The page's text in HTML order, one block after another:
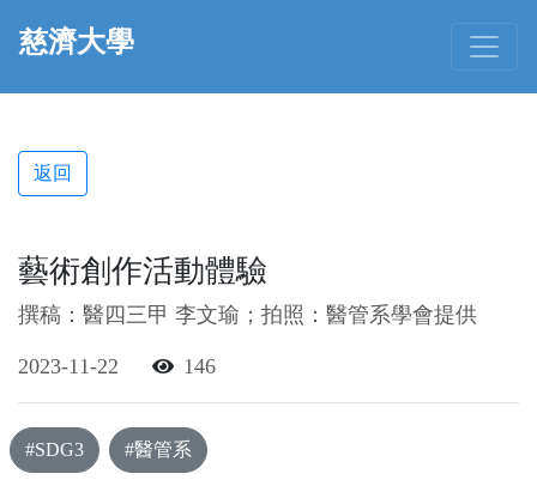
慈濟大學
返回
藝術創作活動體驗
撰稿：醫四三甲 李文瑜；拍照：醫管系學會提供
2023-11-22 146
#SDG3 #醫管系